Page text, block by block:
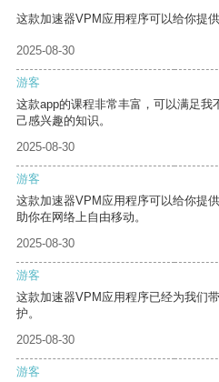
这款加速器VPM应用程序可以给你提
2025-08-30
游客
这款app的课程非常丰富，可以满足我
己感兴趣的知识。
2025-08-30
游客
这款加速器VPM应用程序可以给你提
助你在网络上自由移动。
2025-08-30
游客
这款加速器VPM应用程序已经为我们
护。
2025-08-30
游客